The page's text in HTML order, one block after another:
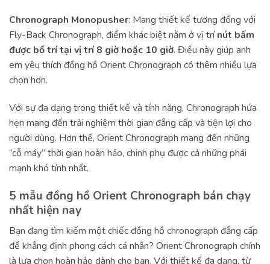
Chronograph Monopusher: Mang thiết kế tương đồng với
Fly-Back Chronograph, điểm khác biệt nằm ở vị trínút bấm
được bố trí tại vị trí 8 giờ hoặc 10 giờ. Điều này giúp anh
em yêu thích đồng hồ Orient Chronograph có thêm nhiều lựa
chọn hơn.
Với sự đa dạng trong thiết kế và tính năng, Chronograph hứa
hẹn mang đến trải nghiệm thời gian đẳng cấp và tiện lợi cho
người dùng. Hơn thế, Orient Chronograph mang đến những
“cỗ máy” thời gian hoàn hảo, chinh phụ được cả những phái
mạnh khó tính nhất.
5 mẫu đồng hồ Orient Chronograph bán chạy
nhất hiện nay
Bạn đang tìm kiếm một chiếc đồng hồ chronograph đẳng cấp
để khẳng định phong cách cá nhân? Orient Chronograph chính
là lựa chọn hoàn hảo dành cho bạn. Với thiết kế đa dạng, từ